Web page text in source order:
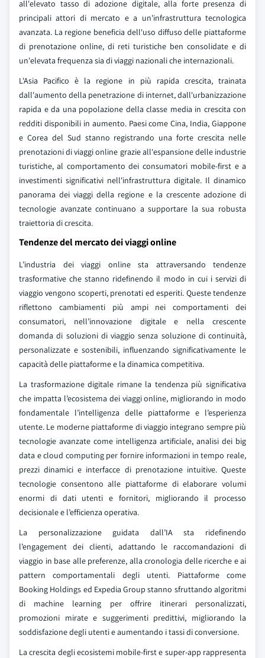
all'elevato tasso di adozione digitale, alla forte presenza di
principali attori di mercato e a un'infrastruttura tecnologica
avanzata. La regione beneficia dell'uso diffuso delle piattaforme
di prenotazione online, di reti turistiche ben consolidate e di
un'elevata frequenza sia di viaggi nazionali che internazionali.
L'Asia Pacifico è la regione in più rapida crescita, trainata
dall'aumento della penetrazione di internet, dall'urbanizzazione
rapida e da una popolazione della classe media in crescita con
redditi disponibili in aumento. Paesi come Cina, India, Giappone
e Corea del Sud stanno registrando una forte crescita nelle
prenotazioni di viaggi online grazie all'espansione delle industrie
turistiche, al comportamento dei consumatori mobile-first e a
investimenti significativi nell'infrastruttura digitale. Il dinamico
panorama dei viaggi della regione e la crescente adozione di
tecnologie avanzate continuano a supportare la sua robusta
traiettoria di crescita.
Tendenze del mercato dei viaggi online
L’industria dei viaggi online sta attraversando tendenze
trasformative che stanno ridefinendo il modo in cui i servizi di
viaggio vengono scoperti, prenotati ed esperiti. Queste tendenze
riflettono cambiamenti più ampi nei comportamenti dei
consumatori, nell’innovazione digitale e nella crescente
domanda di soluzioni di viaggio senza soluzione di continuità,
personalizzate e sostenibili, influenzando significativamente le
capacità delle piattaforme e la dinamica competitiva.
La trasformazione digitale rimane la tendenza più significativa
che impatta l’ecosistema dei viaggi online, migliorando in modo
fondamentale l’intelligenza delle piattaforme e l’esperienza
utente. Le moderne piattaforme di viaggio integrano sempre più
tecnologie avanzate come intelligenza artificiale, analisi dei big
data e cloud computing per fornire informazioni in tempo reale,
prezzi dinamici e interfacce di prenotazione intuitive. Queste
tecnologie consentono alle piattaforme di elaborare volumi
enormi di dati utenti e fornitori, migliorando il processo
decisionale e l’efficienza operativa.
La personalizzazione guidata dall’IA sta ridefinendo
l’engagement dei clienti, adattando le raccomandazioni di
viaggio in base alle preferenze, alla cronologia delle ricerche e ai
pattern comportamentali degli utenti. Piattaforme come
Booking Holdings ed Expedia Group stanno sfruttando algoritmi
di machine learning per offrire itinerari personalizzati,
promozioni mirate e suggerimenti predittivi, migliorando la
soddisfazione degli utenti e aumentando i tassi di conversione.
La crescita degli ecosistemi mobile-first e super-app rappresenta